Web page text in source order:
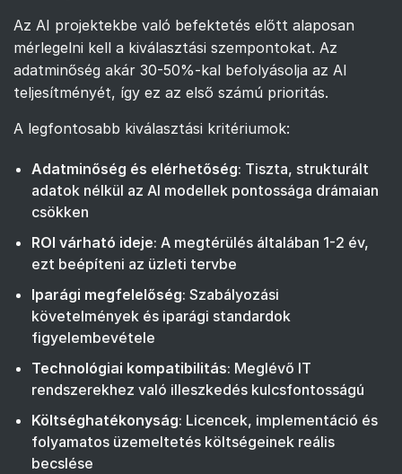
Az AI projektekbe való befektetés előtt alaposan
mérlegelni kell a kiválasztási szempontokat. Az
adatminőség akár 30-50%-kal befolyásolja az AI
teljesítményét, így ez az első számú prioritás.
A legfontosabb kiválasztási kritériumok:
Adatminőség és elérhetőség: Tiszta, strukturált
adatok nélkül az AI modellek pontossága drámaian
csökken
ROI várható ideje: A megtérülés általában 1-2 év,
ezt beépíteni az üzleti tervbe
Iparági megfelelőség: Szabályozási
követelmények és iparági standardok
figyelembevétele
Technológiai kompatibilitás: Meglévő IT
rendszerekhez való illeszkedés kulcsfontosságú
Költséghatékonyság: Licencek, implementáció és
folyamatos üzemeltetés költségeinek reális
becslése